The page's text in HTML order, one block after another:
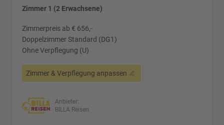
Zimmer 1 (2 Erwachsene)
Zimmerpreis ab € 656,-
Doppelzimmer Standard (DG1)
Ohne Verpflegung (U)
Zimmer & Verpflegung anpassen
Anbieter:
BILLA Reisen